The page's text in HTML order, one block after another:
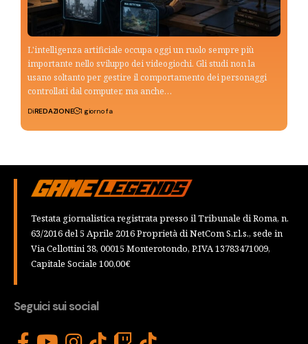
L'intelligenza artificiale occupa oggi un ruolo sempre più
importante nello sviluppo dei videogiochi. Gli studi non la
usano soltanto per gestire il comportamento dei personaggi
controllati dal computer, ma anche…
DiREDAZIONE 1 giorno fa
Testata giornalistica registrata presso il Tribunale di Roma, n.
63/2016 del 5 Aprile 2016 Proprietà di NetCom S.r.l.s., sede in
Via Cellottini 38, 00015 Monterotondo, P.IVA 13783471009,
Capitale Sociale 100,00€
Seguici sui social